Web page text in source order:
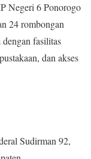
Negeri 6 Ponorogo
24 rombongan
fasilitas
dan akses
Sudirman 92,